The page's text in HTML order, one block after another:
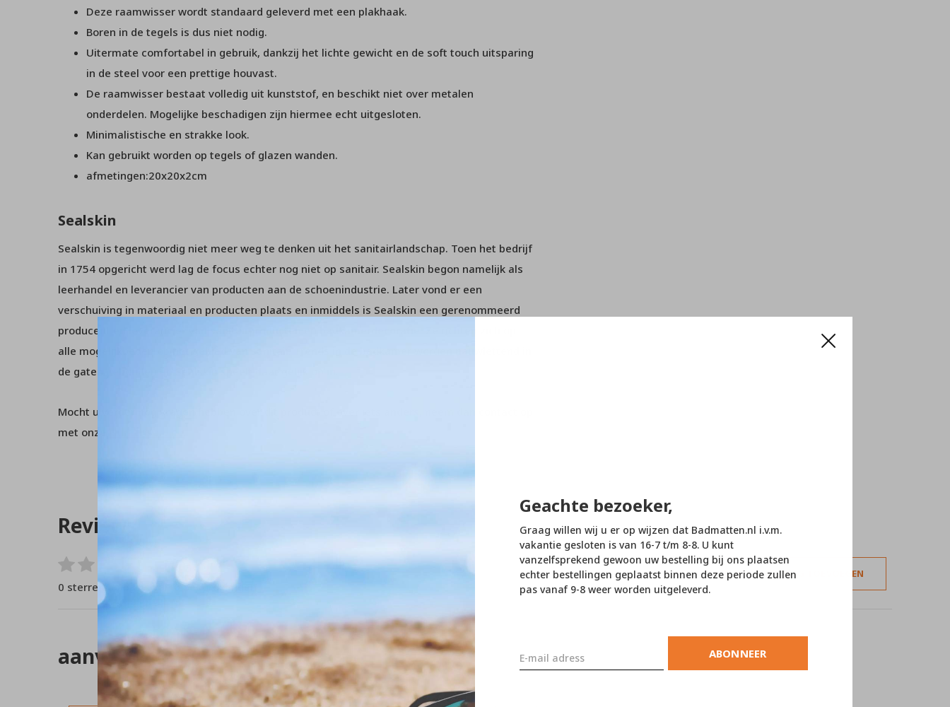
Geachte bezoeker,
Graag willen wij u er op wijzen dat Badmatten.nl i.v.m.
vakantie gesloten is van 16-7 t/m 8-8. U kunt
vanzelfsprekend gewoon uw bestelling bij ons plaatsen
echter bestellingen geplaatst binnen deze periode zullen
pas vanaf 9-8 weer worden uitgeleverd.
ABONNEER
Deze raamwisser wordt standaard geleverd met een plakhaak.
Boren in de tegels is dus niet nodig.
Uitermate comfortabel in gebruik, dankzij het lichte gewicht en de soft touch uitsparing
in de steel voor een prettige houvast.
De raamwisser bestaat volledig uit kunststof, en beschikt niet over metalen
onderdelen. Mogelijke beschadigen zijn hiermee echt uitgesloten.
Minimalistische en strakke look.
Kan gebruikt worden op tegels of glazen wanden.
afmetingen:20x20x2cm
Sealskin
Sealskin is tegenwoordig niet meer weg te denken uit het sanitairlandschap. Toen het bedrijf
in 1754 opgericht werd lag de focus echter nog niet op sanitair. Sealskin begon namelijk als
leerhandel en leverancier van producten aan de schoenindustrie. Later vond er een
verschuiving in materiaal en producten plaats en inmiddels is Sealskin een gerenommeerd
producent en leverancier van sanitairproducten en badkamerdecoratie. Ze richten zich op
alle mogelijkheden op het gebied van sanitair. Trends in de badkamer worden nauwlettend in
de gaten gehouden en Sealskin speelt daar gelijk op in.
Mocht u verder nog vragen hebben over dit product of over iets anders, neem dan contact op
met onze
Reviews
0
0 sterren op basis van 0 beoordelingen
JE BEOORDELING TOEVOEGEN
aanverwante artikelen